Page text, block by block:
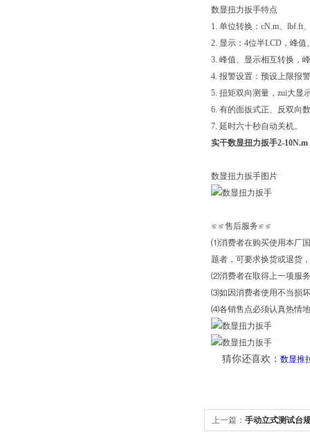
数显扭力扳手特点
1. 单位转换：cN.m、lbf.ft
2. 显示：4位半LCD，峰
3. 峰值、显示相互转换，
4. 报警设置：预设上限报
5. 扭矩双向测量，zui大显
6. 有的面扳式正、反双向
7. 延时六十秒自动关机。
实干数显扭力扳手2-10N.m
数显扭力扳手图片
≌≌售后服务≌≌
⑴消费者在购买使用本厂
题者，可要求换货或退货
⑵消费者在取得上一项服
⑶如因消费者使用不当损
⑷各销售点必须认真热情
猜你还喜欢： 数显推
上一篇： 手动立式测试台